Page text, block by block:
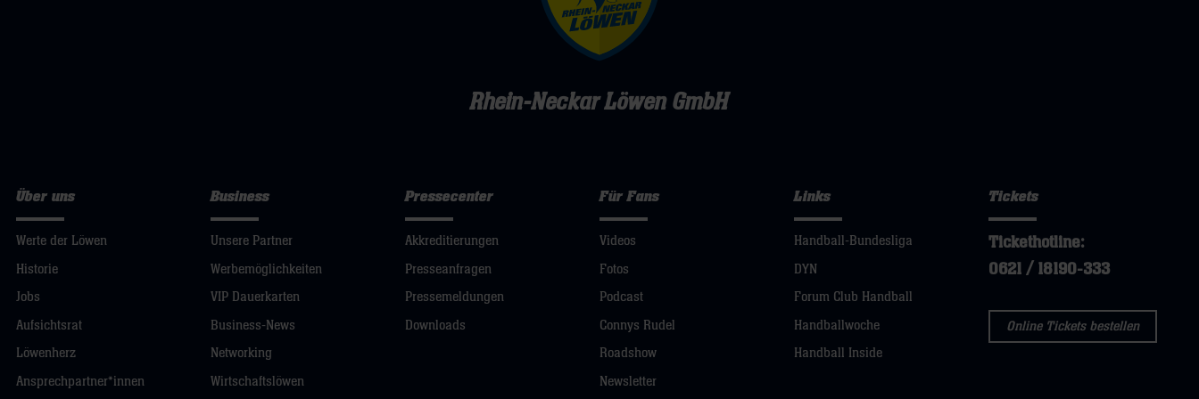
Rhein-Neckar Löwen GmbH
Über uns
Werte der Löwen
Historie
Jobs
Aufsichtsrat
Löwenherz
Ansprechpartner*innen
Business
Unsere Partner
Werbemöglichkeiten
VIP Dauerkarten
Business-News
Networking
Wirtschaftslöwen
Pressecenter
Akkreditierungen
Presseanfragen
Pressemeldungen
Downloads
Für Fans
Videos
Fotos
Podcast
Connys Rudel
Roadshow
Newsletter
Links
Handball-Bundesliga
DYN
Forum Club Handball
Handballwoche
Handball Inside
Tickets
Tickethotline:
0621 / 18190-333
Online Tickets bestellen